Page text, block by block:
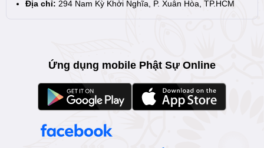
Địa chỉ: 294 Nam Kỳ Khởi Nghĩa, P. Xuân Hòa, TP.HCM
Ứng dụng mobile Phật Sự Online